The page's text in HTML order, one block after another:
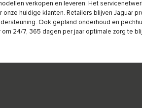
verkopen en leveren. Het
onze huidige klanten. Retailers blijven Jaguar
Ook gepland onderhoud en
24/7, 365 dagen per jaar optimale zorg te